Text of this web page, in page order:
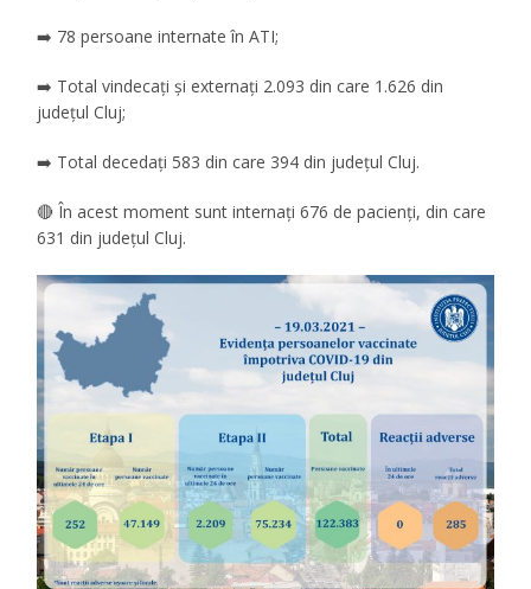
➡️ 78 persoane internate în ATI;
➡️ Total vindecați și externați 2.093 din care 1.626 din
județul Cluj;
➡️ Total decedați 583 din care 394 din județul Cluj.
🔴 În acest moment sunt internați 676 de pacienți, din care
631 din județul Cluj.